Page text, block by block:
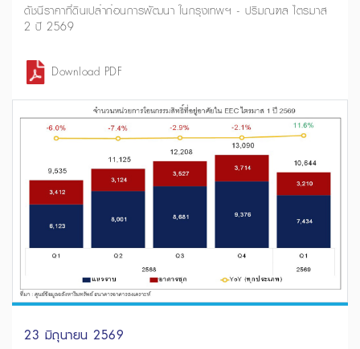
ดัชนีราคาที่ดินเปล่าก่อนการพัฒนา ในกรุงเทพฯ - ปริมณฑล ไตรมาส
2 ปี 2569
Download PDF
23 มิถุนายน 2569